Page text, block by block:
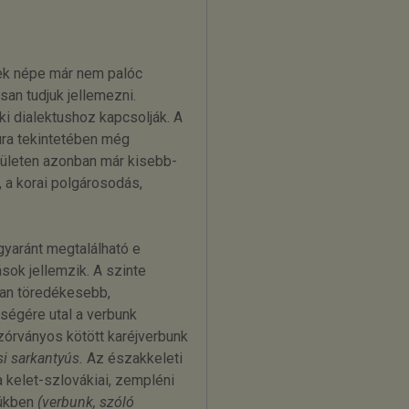
népe már nem palóc
tudjuk jellemezni.
dialektushoz kapcsolják. A
tekintetében még
azonban már kisebb-
korai polgárosodás,
megtalálható e
jellemzik. A szinte
töredékesebb,
utal a verbunk
kötött karéjverbunk
sarkantyús. Az északkeleti
kelet-szlovákiai, zempléni
(verbunk, szóló